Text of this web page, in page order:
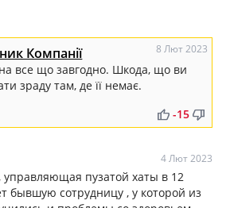
Компанії 8 Лют 2023
все що завгодно. Шкода, що ви
зраду там, де її немає.
thumb_up thumb_down
-15
4 Лют 2023
управляющая пузатой хаты в 12
бывшую сотрудницу , у которой из